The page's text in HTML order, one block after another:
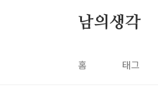
남의생각
홈 태그